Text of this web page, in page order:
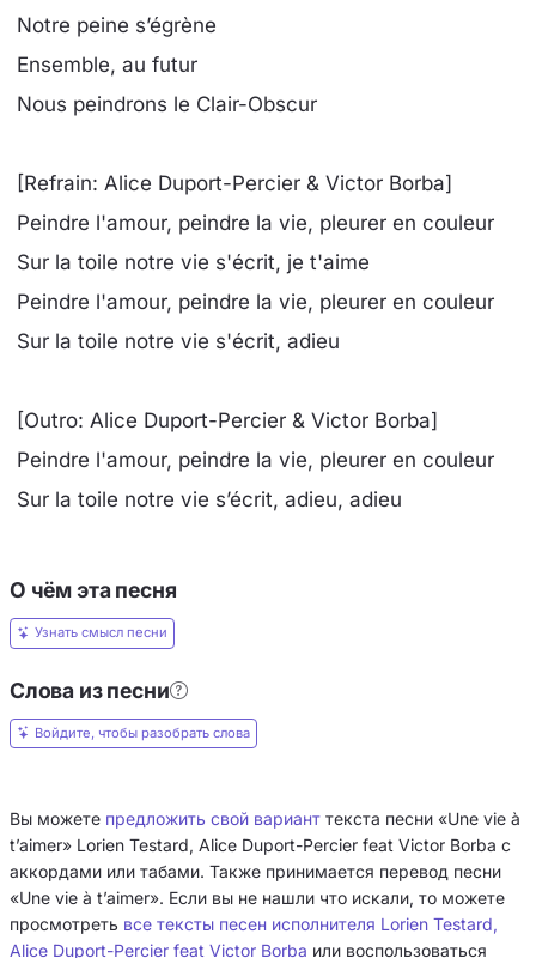
Notre peine s’égrène
Ensemble, au futur
Nous peindrons le Clair-Obscur
[Refrain: Alice Duport-Percier & Victor Borba]
Peindre l'amour, peindre la vie, pleurer en couleur
Sur la toile notre vie s'écrit, je t'aime
Peindre l'amour, peindre la vie, pleurer en couleur
Sur la toile notre vie s'écrit, adieu
[Outro: Alice Duport-Percier & Victor Borba]
Peindre l'amour, peindre la vie, pleurer en couleur
Sur la toile notre vie s’écrit, adieu, adieu
О чём эта песня
Узнать смысл песни
Слова из песни
Войдите, чтобы разобрать слова
Вы можете предложить свой вариант текста песни «Une vie à
t’aimer» Lorien Testard, Alice Duport-Percier feat Victor Borba с
аккордами или табами. Также принимается перевод песни
«Une vie à t’aimer». Если вы не нашли что искали, то можете
просмотреть все тексты песен исполнителя Lorien Testard,
Alice Duport-Percier feat Victor Borba или воспользоваться